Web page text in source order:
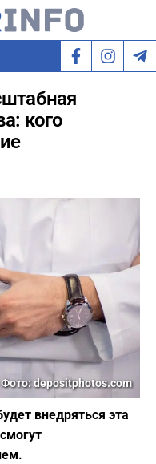
кого
Фото: depositphotos.com
внедряться эта